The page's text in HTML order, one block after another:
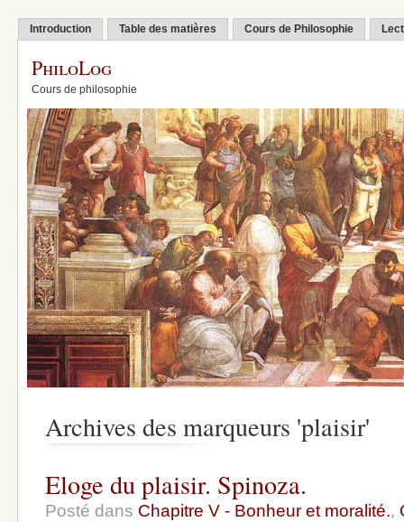
Introduction Table des matières Cours de Philosophie
PhiloLog
Cours de philosophie
Archives des marqueurs 'plaisir'
Eloge du plaisir. Spinoza.
Posté dans Chapitre V - Bonheur et moralité.,